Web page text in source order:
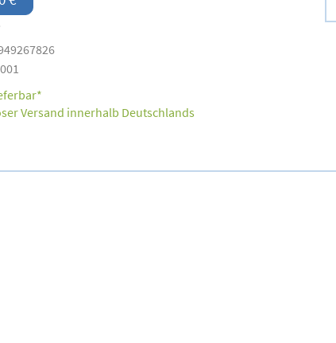
Versand innerhalb Deutschlands